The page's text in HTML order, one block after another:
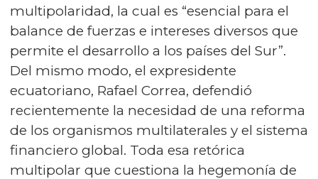
multipolaridad, la cual es “esencial para el
balance de fuerzas e intereses diversos que
permite el desarrollo a los países del Sur”.
Del mismo modo, el expresidente
ecuatoriano, Rafael Correa, defendió
recientemente la necesidad de una reforma
de los organismos multilaterales y el sistema
financiero global. Toda esa retórica
multipolar que cuestiona la hegemonía de